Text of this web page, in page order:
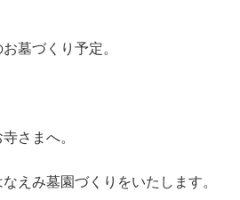
墓づくり予定。
さまへ。
えみ墓園づくりをいたします。